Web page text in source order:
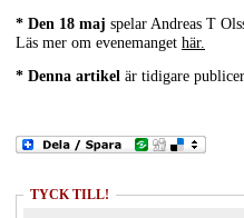
* Den 18 maj spelar Andreas T
Läs mer om evenemanget här.
* Denna artikel är tidigare
TYCK TILL!